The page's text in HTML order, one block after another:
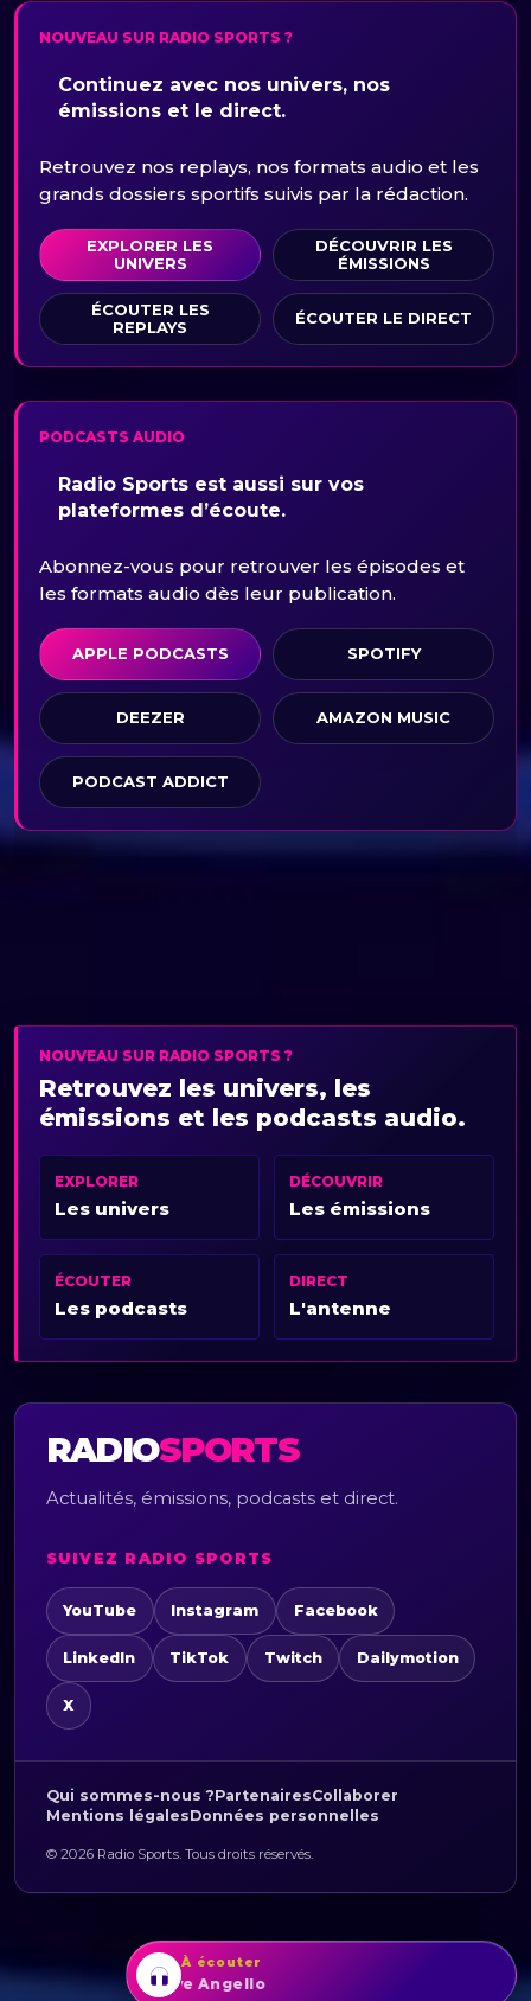
NOUVEAU SUR RADIO SPORTS ?
Continuez avec nos univers, nos
émissions et le direct.
Retrouvez nos replays, nos formats audio et les
grands dossiers sportifs suivis par la rédaction.
EXPLORER LES
UNIVERS
DÉCOUVRIR LES
ÉMISSIONS
ÉCOUTER LES
REPLAYS
ÉCOUTER LE DIRECT
PODCASTS AUDIO
Radio Sports est aussi sur vos
plateformes d’écoute.
Abonnez-vous pour retrouver les épisodes et
les formats audio dès leur publication.
APPLE PODCASTS SPOTIFY
DEEZER AMAZON MUSIC
PODCAST ADDICT
NOUVEAU SUR RADIO SPORTS ?
Retrouvez les univers, les
émissions et les podcasts audio.
EXPLORER
Les univers
DÉCOUVRIR
Les émissions
ÉCOUTER
Les podcasts
DIRECT
L'antenne
RADIOSPORTS
Actualités, émissions, podcasts et direct.
SUIVEZ RADIO SPORTS
YouTube Instagram Facebook
LinkedIn TikTok Twitch Dailymotion
X
Qui sommes-nous ?PartenairesCollaborer
Mentions légalesDonnées personnelles
© 2026 Radio Sports. Tous droits réservés.
À écouter
MESteve Angello